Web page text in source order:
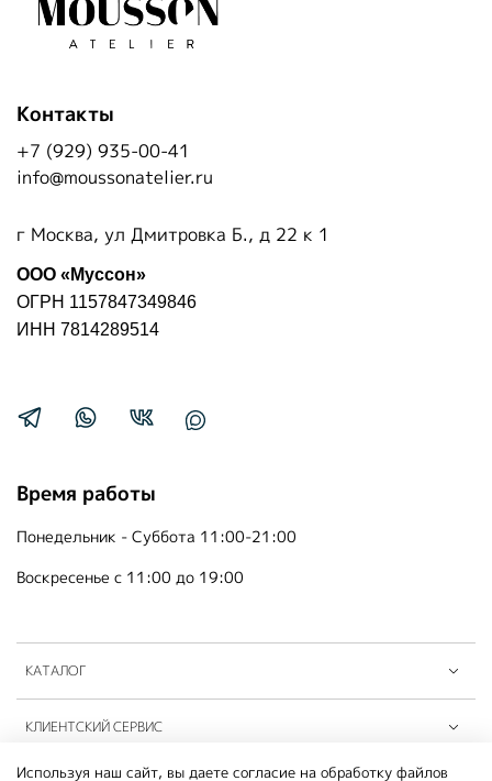
КАТАЛОГ
КЛИЕНТСКИЙ СЕРВИС
Время работы
Понедельник - Суббота 11:00-21:00
Воскресенье с 11:00 до 19:00
Контакты
+7 (929) 935-00-41
info@moussonatelier.ru
г Москва, ул Дмитровка Б., д 22 к 1
ООО «Муссон»
ОГРН 1157847349846
ИНН 7814289514
Используя наш сайт, вы даете согласие на обработку файлов